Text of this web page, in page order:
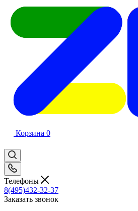
Корзина 0
Телефоны
8(495)432-32-37
Заказать звонок